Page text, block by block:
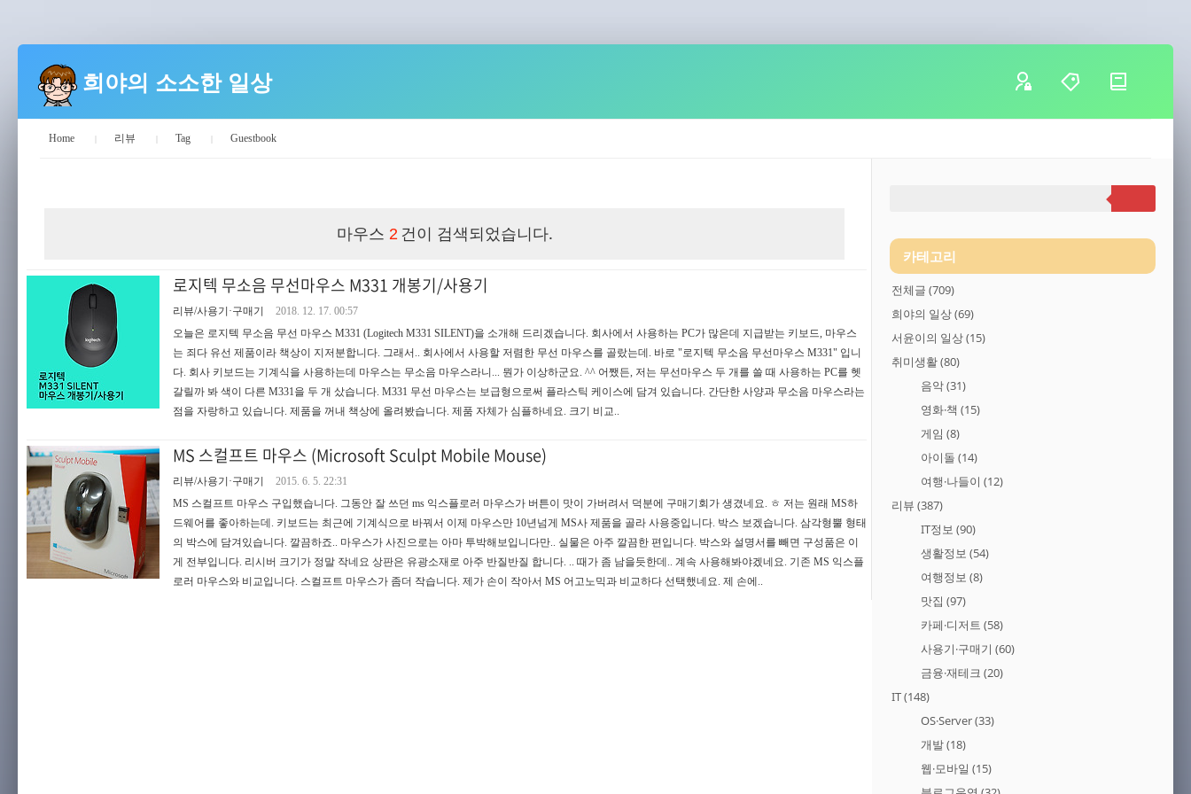
희야의 소소한 일상
Home 리뷰 Tag Guestbook
마우스 2 건이 검색되었습니다.
로지텍 무소음 무선마우스 M331 개봉기/사용기
리뷰/사용기·구매기
2018. 12. 17. 00:57
오늘은 로지텍 무소음 무선 마우스 M331 (Logitech M331 SILENT)을 소개해 드리겠습니다. 회사에서 사용하는 PC가 많은데 지급받는 키보드, 마우스
는 죄다 유선 제품이라 책상이 지저분합니다. 그래서.. 회사에서 사용할 저렴한 무선 마우스를 골랐는데. 바로 "로지텍 무소음 무선마우스 M331" 입니
다. 회사 키보드는 기계식을 사용하는데 마우스는 무소음 마우스라니... 뭔가 이상하군요. ^^ 어쨌든, 저는 무선마우스 두 개를 쓸 때 사용하는 PC를 헷
갈릴까 봐 색이 다른 M331을 두 개 샀습니다. M331 무선 마우스는 보급형으로써 플라스틱 케이스에 담겨 있습니다. 간단한 사양과 무소음 마우스라는
점을 자랑하고 있습니다. 제품을 꺼내 책상에 올려봤습니다. 제품 자체가 심플하네요. 크기 비교..
MS 스컬프트 마우스 (Microsoft Sculpt Mobile Mouse)
리뷰/사용기·구매기
2015. 6. 5. 22:31
MS 스컬프트 마우스 구입했습니다. 그동안 잘 쓰던 ms 익스플로러 마우스가 버튼이 맛이 가버려서 덕분에 구매기회가 생겼네요. ㅎ 저는 원래 MS하
드웨어를 좋아하는데. 키보드는 최근에 기계식으로 바꿔서 이제 마우스만 10년넘게 MS사 제품을 골라 사용중입니다. 박스 보겠습니다. 삼각형뿔 형태
의 박스에 담겨있습니다. 깔끔하죠.. 마우스가 사진으로는 아마 투박해보입니다만.. 실물은 아주 깔끔한 편입니다. 박스와 설명서를 빼면 구성품은 이
게 전부입니다. 리시버 크기가 정말 작네요 상판은 유광소재로 아주 반질반질 합니다. .. 때가 좀 남을듯한데.. 계속 사용해봐야겠네요. 기존 MS 익스플
로러 마우스와 비교입니다. 스컬프트 마우스가 좀더 작습니다. 제가 손이 작아서 MS 어고노믹과 비교하다 선택했네요. 제 손에..
카테고리
전체글 (709)
희야의 일상(69)
서윤이의 일상(15)
취미생활(80)
음악(31)
영화·책 (15)
게임 (8)
아이돌 (14)
여행·나들이 (12)
리뷰 (387)
IT정보 (90)
생활정보 (54)
여행정보 (8)
맛집 (97)
카페·디저트 (58)
사용기·구매기 (60)
금융·재테크 (20)
IT(148)
OS·Server(33)
개발(18)
웹·모바일 (15)